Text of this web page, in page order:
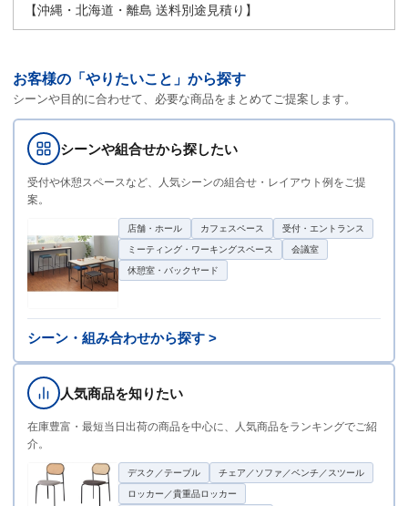
【沖縄・北海道・離島 送料別途見積り】
お客様の「やりたいこと」から探す
シーンや目的に合わせて、必要な商品をまとめてご提案します。
シーンや組合せから探したい
受付や休憩スペースなど、人気シーンの組合せ・レイアウト例をご提
案。
店舗・ホール カフェスペース 受付・エントランス
ミーティング・ワーキングスペース 会議室
休憩室・バックヤード
シーン・組み合わせから探す >
人気商品を知りたい
在庫豊富・最短当日出荷の商品を中心に、人気商品をランキングでご紹
介。
デスク／テーブル チェア／ソファ／ベンチ／スツール
ロッカー／貴重品ロッカー